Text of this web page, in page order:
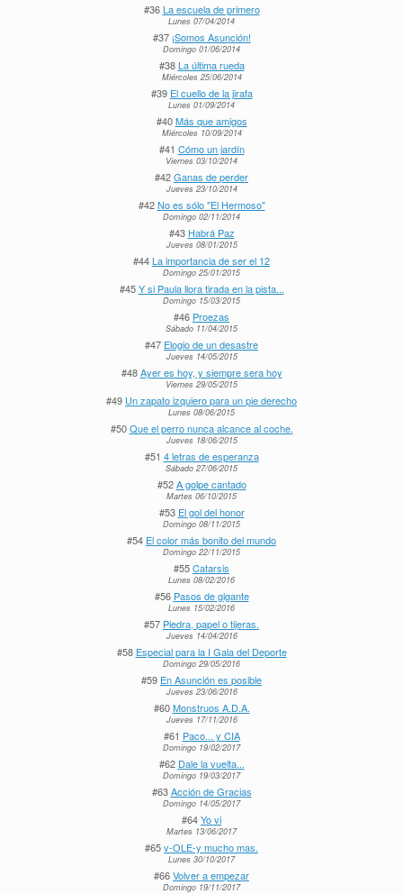
#36La escuela de primero
Lunes 07/04/2014
#37 ¡Somos Asunción!
Domingo 01/06/2014
#38La última rueda
Miércoles 25/06/2014
#39 El cuello de la jirafa
Lunes 01/09/2014
#40Más que amigos
Miércoles 10/09/2014
#41 Cómo un jardín
Viernes 03/10/2014
#42Ganas de perder
Jueves 23/10/2014
#42No es sólo "El Hermoso"
Domingo 02/11/2014
#43 Habrá Paz
Jueves 08/01/2015
#44La importancia de ser el 12
Domingo 25/01/2015
#45Y si Paula llora tirada en la pista...
Domingo 15/03/2015
#46 Proezas
Sábado 11/04/2015
#47 Elogio de un desastre
Jueves 14/05/2015
#48Ayer es hoy, y siempre sera hoy
Viernes 29/05/2015
#49 Un zapato izquiero para un pie derecho
Lunes 08/06/2015
#50Que el perro nunca alcance al coche.
Jueves 18/06/2015
#51 4 letras de esperanza
Sábado 27/06/2015
#52A golpe cantado
Martes 06/10/2015
#53 El gol del honor
Domingo 08/11/2015
#54 El color más bonito del mundo
Domingo 22/11/2015
#55Catarsis
Lunes 08/02/2016
#56 Pasos de gigante
Lunes 15/02/2016
#57 Piedra, papel o tijeras.
Jueves 14/04/2016
#58 Especial para la I Gala del Deporte
Domingo 29/05/2016
#59 En Asunción es posible
Jueves 23/06/2016
#60Monstruos A.D.A.
Jueves 17/11/2016
#61 Paco... y CIA
Domingo 19/02/2017
#62 Dale la vuelta...
Domingo 19/03/2017
#63Acción de Gracias
Domingo 14/05/2017
#64Yo vi
Martes 13/06/2017
#65v-OLE-y mucho mas.
Lunes 30/10/2017
#66Volver a empezar
Domingo 19/11/2017